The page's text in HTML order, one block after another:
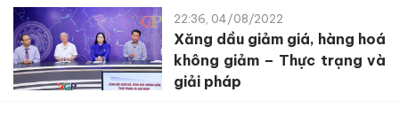
22:36, 04/08/2022
Xăng dầu giảm giá, hàng hoá
không giảm – Thực trạng và
giải pháp